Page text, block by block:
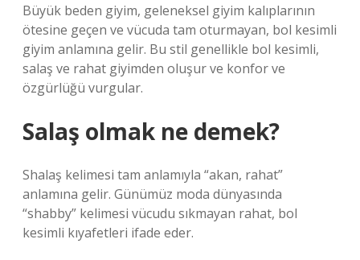
Büyük beden giyim, geleneksel giyim kalıplarının
ötesine geçen ve vücuda tam oturmayan, bol kesimli
giyim anlamına gelir. Bu stil genellikle bol kesimli,
salaş ve rahat giyimden oluşur ve konfor ve
özgürlüğü vurgular.
Salaş olmak ne demek?
Shalaş kelimesi tam anlamıyla “akan, rahat”
anlamına gelir. Günümüz moda dünyasında
“shabby” kelimesi vücudu sıkmayan rahat, bol
kesimli kıyafetleri ifade eder.